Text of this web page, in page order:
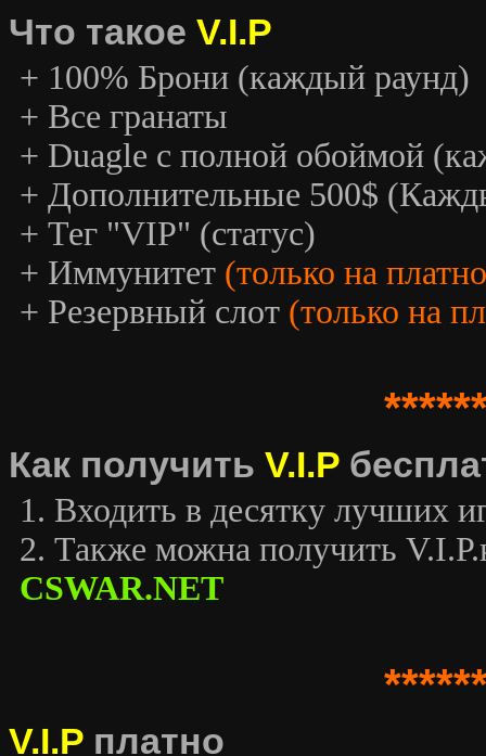
Что такое V.I.P
+ 100% Брони (каждый раунд)
+ Все гранаты
+ Duagle с полной обоймой
+ Дополнительные 500$
+ Тег "VIP" (статус)
+ Иммунитет (только на
+ Резервный слот (только на
Как получить V.I.P
1. Входить в десятку лучших
2. Также можна получить
CSWAR.NET
V.I.P платно